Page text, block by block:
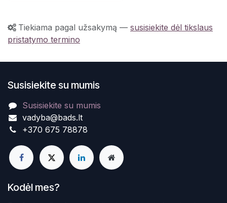
Tiekiama pagal užsakymą — susisiekite dėl tikslaus
pristatymo termino
Susisiekite su mumis
Susisiekite su mumis
vadyba@bads.lt
+370 675 78878
Kodėl mes?